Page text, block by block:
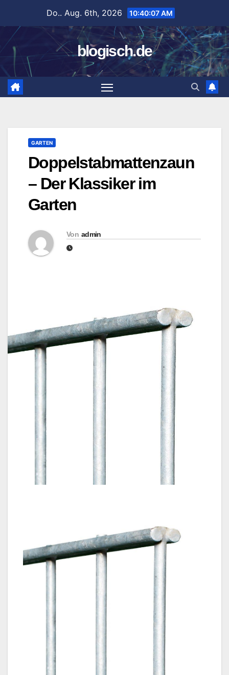
springen
Do.. Aug. 6th, 2026 10:40:08 AM
blogisch.de
GARTEN
Doppelstabmattenzaun
– Der Klassiker im
Garten
Von admin